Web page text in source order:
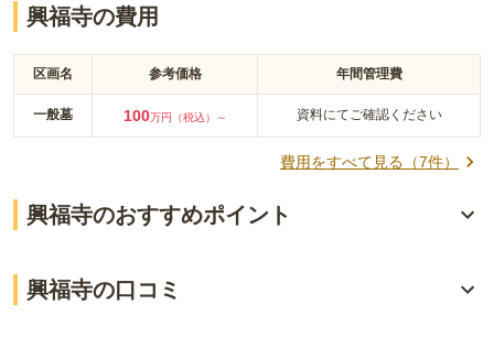
興福寺の費用
区画名 参考価格 年間管理費
一般墓 100万円（税込）～ 資料にてご確認ください
費用をすべて見る（7件）
興福寺のおすすめポイント
興福寺の口コミ